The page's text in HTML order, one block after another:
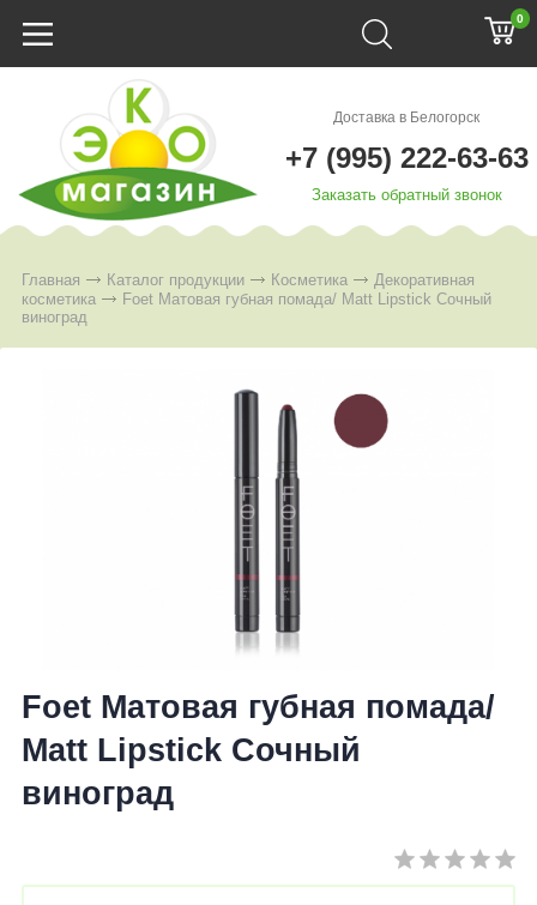
0
Доставка в Белогорск
+7 (995) 222-63-63
Заказать обратный звонок
Главная Каталог продукции Косметика
Декоративная
косметика
Foet Матовая губная помада/ Matt Lipstick Сочный
виноград
Foet Матовая губная помада/
Matt Lipstick Сочный
виноград